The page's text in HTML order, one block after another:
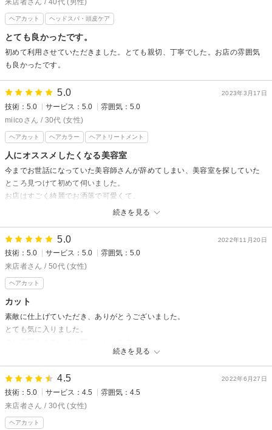
ヘアカット ヘッドスパ・頭皮ケア
とても良かったです。
初めて利用させていただきました。とても親切、丁寧でした。お店の雰囲気
も良かったです。
2023年3月17日
5.0
技術：5.0 サービス：5.0
雰囲気：5.0
miicoさん / 30代 (女性)
ヘアカット ヘアカラー ヘアトリートメント
人にオススメしたくなる美容室
続きを見る
今までお世話になっていた美容師さんが辞めてしまい、美容室を探していた
ところ見つけて初めて伺いました。
お店はすごく綺麗でお洒落で可愛くて、
スタッフさんはとってもとっても丁寧で親切ですごく素敵な時間を過ごさせ
カットもカラーもすっごく満足な仕上がりでしたし、トリートメントで乾燥
シャンプーもすごく上手で気持ち良かったです！
またぜひ伺わせてください！
2022年11月20日
5.0
技術：5.0 サービス：5.0
雰囲気：5.0
来店者さん / 50代 (女性)
ヘアカット
カット
続きを見る
素敵に仕上げていただき、ありがとうございました。
とても気に入りました。
2022年6月27日
4.5
技術：5.0 サービス：4.5
雰囲気：4.5
来店者さん / 30代 (女性)
ヘアカット